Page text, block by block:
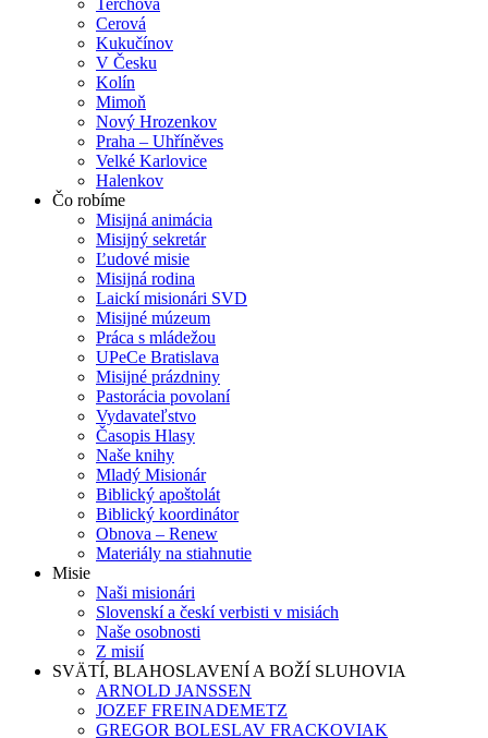
Cerová
Kukučínov
V Česku
Kolín
Mimoň
Nový Hrozenkov
Praha – Uhříněves
Velké Karlovice
Halenkov
Čo robíme
Misijná animácia
Misijný sekretár
Ľudové misie
Misijná rodina
Laickí misionári SVD
Misijné múzeum
Práca s mládežou
UPeCe Bratislava
Misijné prázdniny
Pastorácia povolaní
Vydavateľstvo
Časopis Hlasy
Naše knihy
Mladý Misionár
Biblický apoštolát
Biblický koordinátor
Obnova – Renew
Materiály na stiahnutie
Misie
Naši misionári
Slovenskí a českí verbisti v misiách
Naše osobnosti
Z misií
SVÄTÍ, BLAHOSLAVENÍ A BOŽÍ SLUHOVIA
ARNOLD JANSSEN
JOZEF FREINADEMETZ
GREGOR BOLESLAV FRACKOVIAK